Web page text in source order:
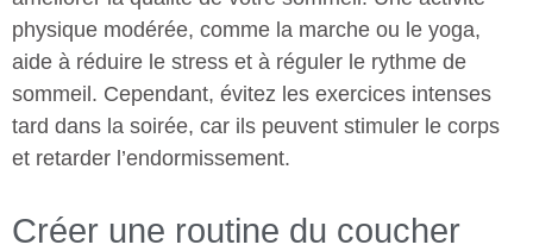
physique modérée, comme la marche ou le yoga,
aide à réduire le stress et à réguler le rythme de
sommeil. Cependant, évitez les exercices intenses
tard dans la soirée, car ils peuvent stimuler le corps
et retarder l’endormissement.
Créer une routine du coucher